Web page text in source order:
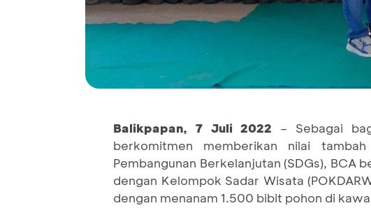
Balikpapan, 7 Juli 2022 – Sebagai
berkomitmen memberikan nilai
Pembangunan Berkelanjutan (SDGs), BCA
dengan Kelompok Sadar Wisata
dengan menanam 1.500 bibit pohon di